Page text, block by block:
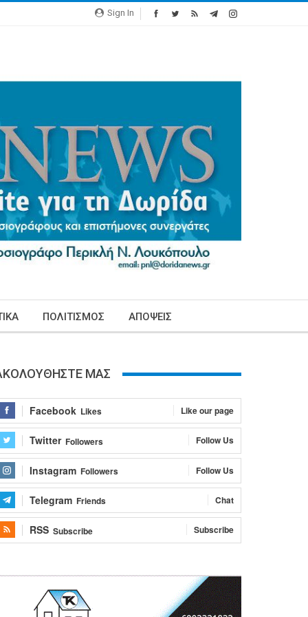
Sign In
ΠΟΛΙΤΙΣΜΟΣ ΑΠΟΨΕΙΣ
ΜΑΣ
Facebook Likes Like our page
Twitter Followers Follow Us
Instagram Followers Follow Us
Telegram Friends Chat
RSS Subscribe Subscribe